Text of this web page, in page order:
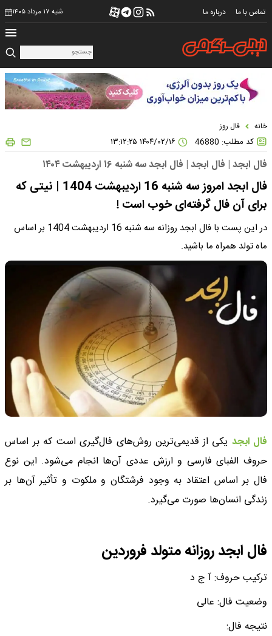
تماس با ما درباره ما شنبه ۱۷ مرداد ۱۴۰۵
خانه فال روز
کد مطلب: 46880
فال ابجد | فال ابجد | فال ابجد سه شنبه ۱۶ اردیبهشت ۱۴۰۴
فال ابجد امروز سه شنبه 16 اردیبهشت 1404 | نیتی که
برای آن فال گرفته‌ای خوب است !
در این پست با فال ابجد روزانه سه شنبه 16 اردیبهشت 1404 بر اساس
ماه تولد همراه ما باشید.
فال ابجد یکی از قدیمی‌ترین روش‌های فال‌گیری است که بر اساس
حروف الفبای فارسی و ارزش عددی آن‌ها انجام می‌شود. این نوع
فال بر اساس اعتقاد به وجود فرشتگان و ملکوت و تأثیر آن‌ها بر
زندگی انسان‌ها صورت می‌گیرد.
فال ابجد روزانه متولد فروردین
ترکیب حروف: آ ج د
وضعیت فال: عالی
نتیجه فال: